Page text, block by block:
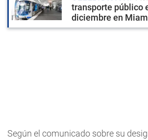
transporte público
diciembre en
Según el comunicado sobre su